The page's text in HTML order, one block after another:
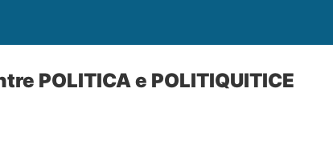
POLITICA e POLITIQUITICE